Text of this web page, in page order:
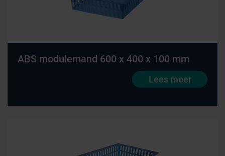
ABS modulemand 600 x 400 x 100 mm
Lees meer